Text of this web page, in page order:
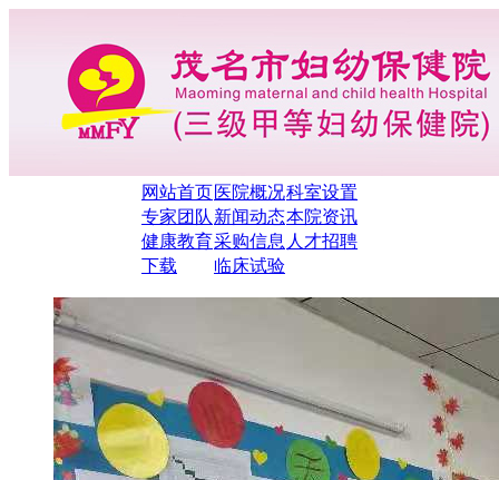
网站首页医院概况科室设置
专家团队 新闻动态本院资讯
健康教育采购信息 人才招聘
下载
临床试验